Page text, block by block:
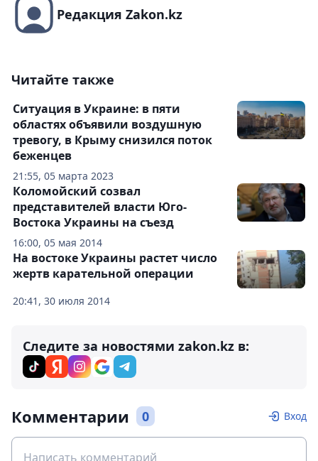
Редакция Zakon.kz
Читайте также
21:55, 05 марта 2023
Ситуация в Украине: в пяти
областях объявили воздушную
тревогу, в Крыму снизился поток
беженцев
16:00, 05 мая 2014
Коломойский созвал
представителей власти Юго-
Востока Украины на съезд
20:41, 30 июля 2014
На востоке Украины растет число
жертв карательной операции
Следите за новостями zakon.kz в:
Комментарии 0 Вход